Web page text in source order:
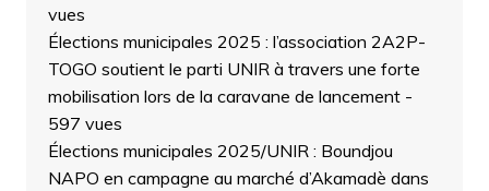
vues
Élections municipales 2025 : l’association 2A2P-
TOGO soutient le parti UNIR à travers une forte
mobilisation lors de la caravane de lancement-
597 vues
Élections municipales 2025/UNIR : Boundjou
NAPO en campagne au marché d’Akamadè dans